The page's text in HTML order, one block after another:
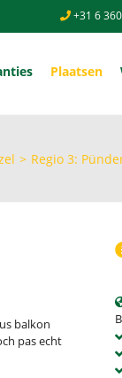
+31 6
Plaatsen
> Regio 3:
balkon
pas echt